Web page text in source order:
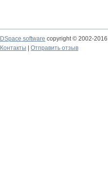
DSpace software copyright © 2002-2016
Контакты
Отправить отзыв